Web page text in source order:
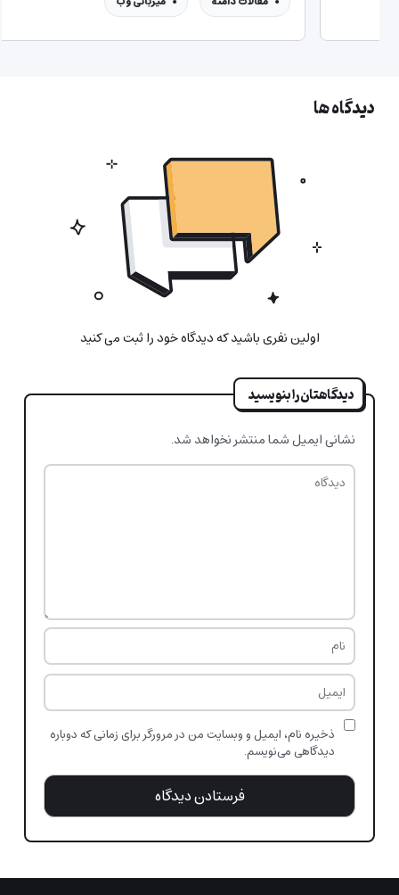
دیدگاه ها
اولین نفری باشید که دیدگاه خود را ثبت می کنید
دیدگاهتان را بنویسید
نشانی ایمیل شما منتشر نخواهد شد.
ذخیره نام، ایمیل و وبسایت من در مرورگر برای زمانی که دوباره
دیدگاهی می‌نویسم.